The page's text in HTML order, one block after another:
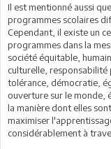
Il est mentionné aussi
programmes scolaires
Cependant, il existe un
programmes dans la
société équitable,
culturelle, responsabilité
tolérance, démocratie,
ouverture sur le monde,
la manière dont elles
maximiser
considérablement à